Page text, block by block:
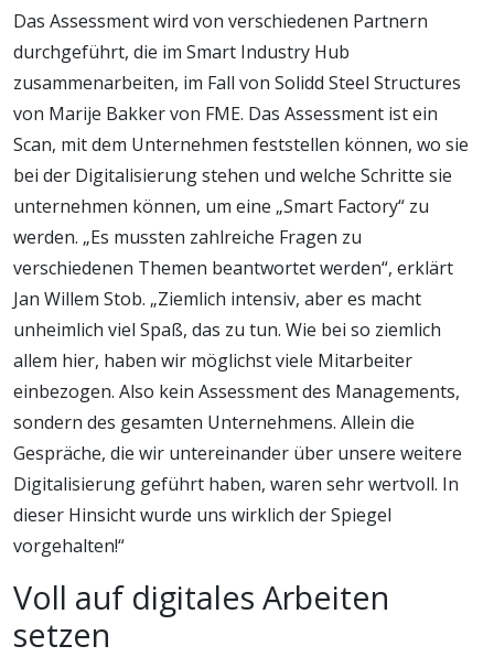
Das Assessment wird von verschiedenen Partnern
durchgeführt, die im Smart Industry Hub
zusammenarbeiten, im Fall von Solidd Steel Structures
von Marije Bakker von FME. Das Assessment ist ein
Scan, mit dem Unternehmen feststellen können, wo sie
bei der Digitalisierung stehen und welche Schritte sie
unternehmen können, um eine „Smart Factory“ zu
werden. „Es mussten zahlreiche Fragen zu
verschiedenen Themen beantwortet werden“, erklärt
Jan Willem Stob. „Ziemlich intensiv, aber es macht
unheimlich viel Spaß, das zu tun. Wie bei so ziemlich
allem hier, haben wir möglichst viele Mitarbeiter
einbezogen. Also kein Assessment des Managements,
sondern des gesamten Unternehmens. Allein die
Gespräche, die wir untereinander über unsere weitere
Digitalisierung geführt haben, waren sehr wertvoll. In
dieser Hinsicht wurde uns wirklich der Spiegel
vorgehalten!“
Voll auf digitales Arbeiten
setzen